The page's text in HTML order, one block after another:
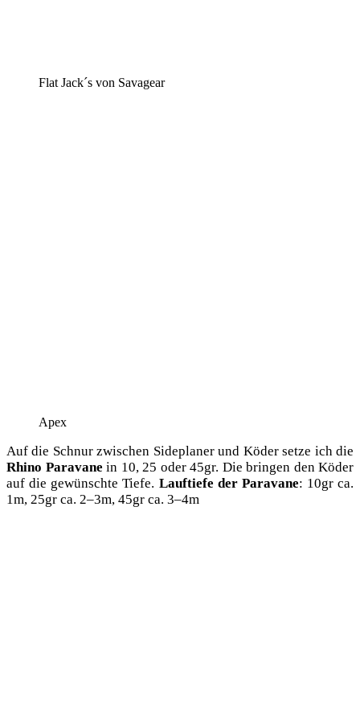
Flat Jack´s von Savagear
Apex
Auf die Schnur zwi­schen Side­pla­ner und Köder set­ze ich die
Rhi­no Para­va­ne in 10, 25 oder 45gr. Die brin­gen den Köder
auf die gewünsch­te Tie­fe. Lauf­tie­fe der Para­va­ne: 10gr ca.
1m, 25gr ca. 2–3m, 45gr ca. 3–4m